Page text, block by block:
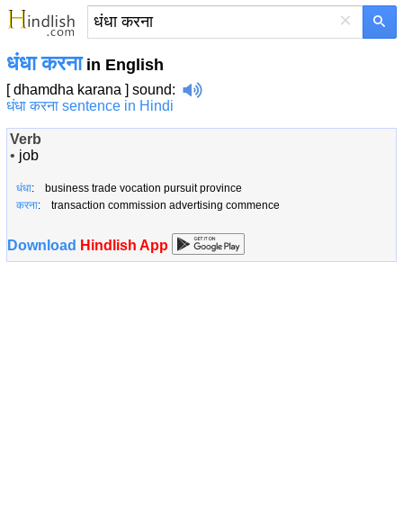
×
धंधा करनाin English
[ dhamdha karana ] sound:
धंधा करना sentence in Hindi
Verb
• job
धंधा: business trade vocation pursuit province
करना: transaction commission advertising commence
Download Hindlish App